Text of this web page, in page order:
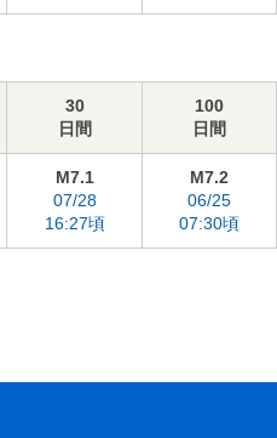
30
日間
100
日間
M7.1
07/28
16:27頃
M7.2
06/25
07:30頃